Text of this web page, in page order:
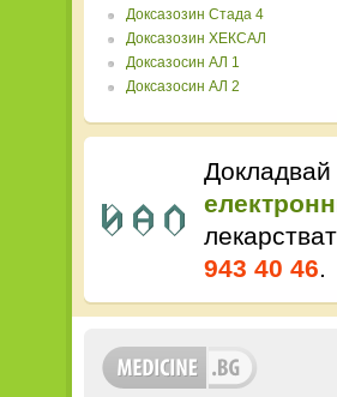
Доксазозин Стада 4
Доксазозин ХЕКСАЛ
Доксазосин АЛ 1
Доксазосин АЛ 2
Докладвай
943 40 46.